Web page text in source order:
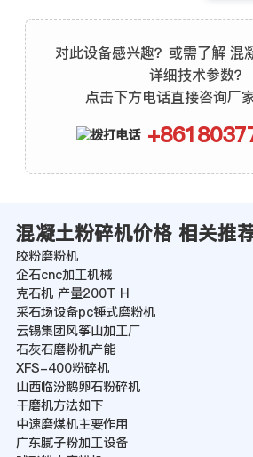
对此设备感兴趣？或需了解 混
详细技术参数？
点击下方电话直接咨询厂家
混凝土粉碎机价格 相关推
胶粉磨粉机
企石cnc加工机械
克石机 产量200T H
采石场设备pc锤式磨粉机
云锡集团风筝山加工厂
石灰石磨粉机产能
XFS-400粉碎机
山西临汾鹅卵石粉碎机
干磨机方法如下
中速磨煤机主要作用
广东腻子粉加工设备